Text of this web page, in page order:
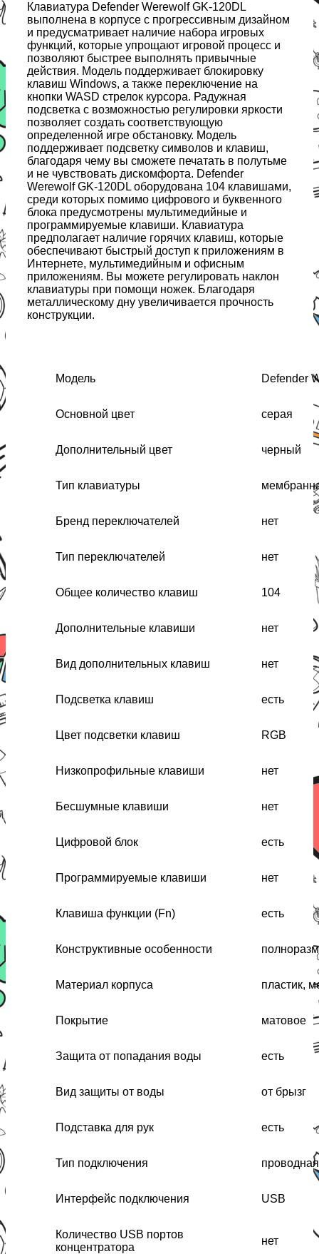
Клавиатура Defender Werewolf GK-120DL
выполнена в корпусе с прогрессивным дизайном
и предусматривает наличие набора игровых
функций, которые упрощают игровой процесс и
позволяют быстрее выполнять привычные
действия. Модель поддерживает блокировку
клавиш Windows, а также переключение на
кнопки WASD стрелок курсора. Радужная
подсветка с возможностью регулировки яркости
позволяет создать соответствующую
определенной игре обстановку. Модель
поддерживает подсветку символов и клавиш,
благодаря чему вы сможете печатать в полутьме
и не чувствовать дискомфорта. Defender
Werewolf GK-120DL оборудована 104 клавишами,
среди которых помимо цифрового и буквенного
блока предусмотрены мультимедийные и
программируемые клавиши. Клавиатура
предполагает наличие горячих клавиш, которые
обеспечивают быстрый доступ к приложениям в
Интернете, мультимедийным и офисным
приложениям. Вы можете регулировать наклон
клавиатуры при помощи ножек. Благодаря
металлическому дну увеличивается прочность
конструкции.
Модель Defender
Основной цвет серая
Дополнительный цвет черный
Тип клавиатуры
Бренд переключателей нет
Тип переключателей нет
Общее количество клавиш 104
Дополнительные клавиши нет
Вид дополнительных клавиш нет
Подсветка клавиш есть
Цвет подсветки клавиш RGB
Низкопрофильные клавиши нет
Бесшумные клавиши нет
Цифровой блок есть
Программируемые клавиши нет
Клавиша функции (Fn) есть
Конструктивные особенности
Материал корпуса пластик,
Покрытие матовое
Защита от попадания воды есть
Вид защиты от воды от брызг
Подставка для рук есть
Тип подключения проводная
Интерфейс подключения USB
Количество USB портов
концентратора
нет